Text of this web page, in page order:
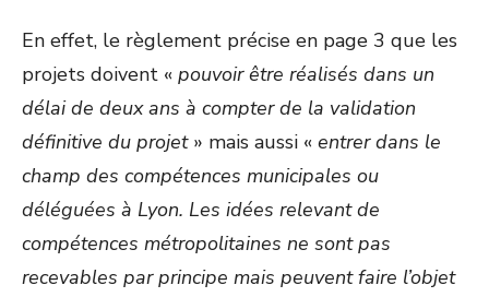
En effet, le règlement précise en page 3 que les
projets doivent « pouvoir être réalisés dans un
délai de deux ans à compter de la validation
définitive du projet» mais aussi « entrer dans le
champ des compétences municipales ou
déléguées à Lyon. Les idées relevant de
compétences métropolitaines ne sont pas
recevables par principe mais peuvent faire l’objet